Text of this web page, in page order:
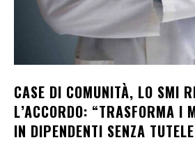
CASE DI COMUNITÀ, LO SMI
L’ACCORDO: “TRASFORMA I
IN DIPENDENTI SENZA